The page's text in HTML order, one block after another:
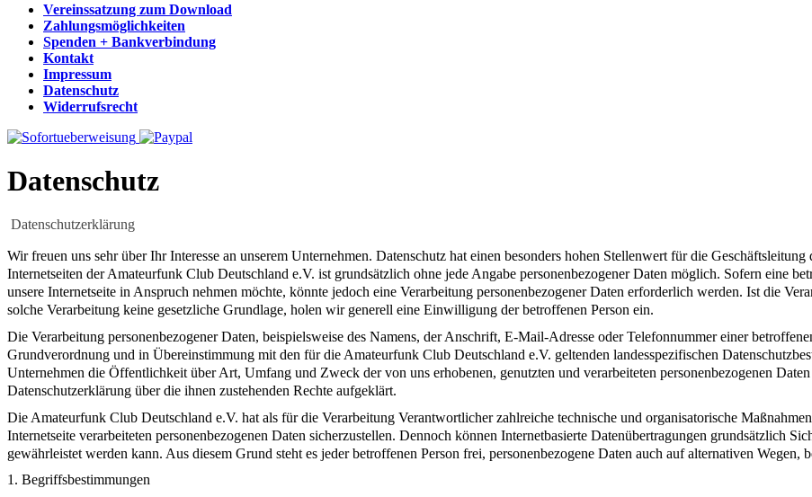
Vereinssatzung zum Download
Zahlungsmöglichkeiten
Spenden + Bankverbindung
Kontakt
Impressum
Datenschutz
Widerrufsrecht
Datenschutz
Datenschutzerklärung
Wir freuen uns sehr über Ihr Interesse an unserem Unternehmen. Datenschutz hat einen besonders hohen Stellenwert für die
Internetseiten der Amateurfunk Club Deutschland e.V. ist grundsätzlich ohne jede Angabe personenbezogener Daten möglich. Sofern eine
unsere Internetseite in Anspruch nehmen möchte, könnte jedoch eine Verarbeitung personenbezogener Daten erforderlich werden. Ist die
solche Verarbeitung keine gesetzliche Grundlage, holen wir generell eine Einwilligung der betroffenen Person ein.
Die Verarbeitung personenbezogener Daten, beispielsweise des Namens, der Anschrift, E-Mail-Adresse oder Telefonnummer einer
Grundverordnung und in Übereinstimmung mit den für die Amateurfunk Club Deutschland e.V. geltenden landesspezifischen
Unternehmen die Öffentlichkeit über Art, Umfang und Zweck der von uns erhobenen, genutzten und verarbeiteten personenbezogenen
Datenschutzerklärung über die ihnen zustehenden Rechte aufgeklärt.
Die Amateurfunk Club Deutschland e.V. hat als für die Verarbeitung Verantwortlicher zahlreiche technische und organisatorische
Internetseite verarbeiteten personenbezogenen Daten sicherzustellen. Dennoch können Internetbasierte Datenübertragungen grundsätzlich
gewährleistet werden kann. Aus diesem Grund steht es jeder betroffenen Person frei, personenbezogene Daten auch auf alternativen Wegen,
1. Begriffsbestimmungen